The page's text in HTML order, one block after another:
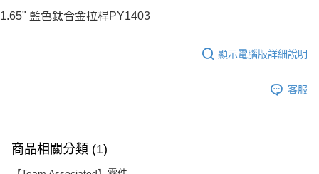
1.65" 藍色鈦合金拉桿PY1403
顯示電腦版詳細說明
客服
商品相關分類 (1)